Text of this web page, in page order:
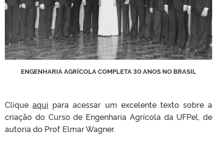
ENGENHARIA AGRÍCOLA COMPLETA 30 ANOS NO BRASIL
Cliqueaqui para acessar um excelente texto sobre a
criação do Curso de Engenharia Agrícola da UFPel, de
autoria do Prof. Elmar Wagner.